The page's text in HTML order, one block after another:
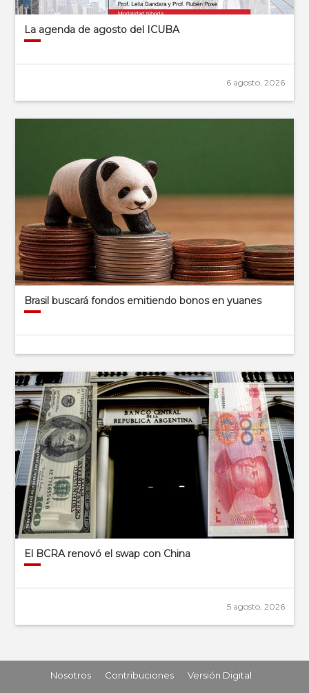
La agenda de agosto del ICUBA
6 agosto, 2026
Brasil buscará fondos emitiendo bonos en yuanes
El BCRA renovó el swap con China
5 agosto, 2026
Nosotros Contribuciones
Versión Digital